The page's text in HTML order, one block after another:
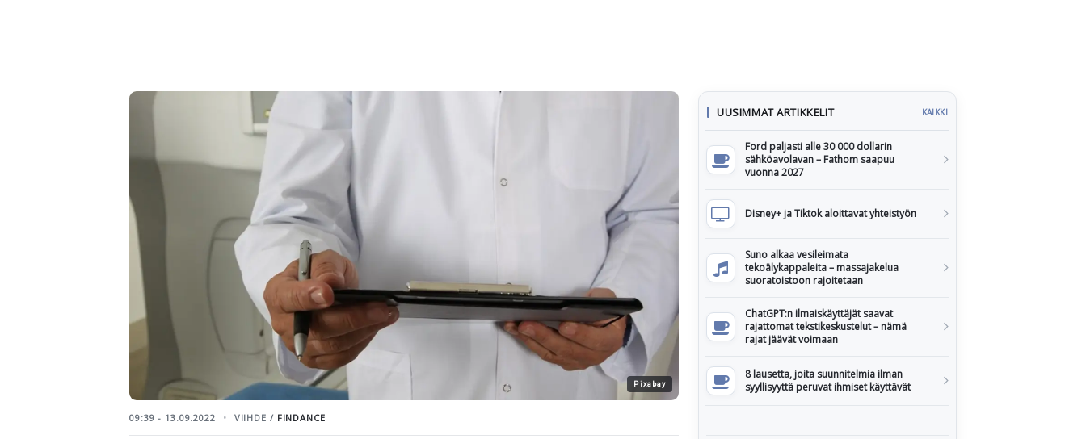
Pixabay
09:39 - 13.09.2022 VIIHDE / FINDANCE
UUSIMMAT ARTIKKELIT KAIKKI
Ford paljasti alle 30 000 dollarin
sähköavolavan – Fathom saapuu
vuonna 2027
Disney+ ja Tiktok aloittavat yhteistyön
Suno alkaa vesileimata
tekoälykappaleita – massajakelua
suoratoistoon rajoitetaan
ChatGPT:n ilmaiskäyttäjät saavat
rajattomat tekstikeskustelut – nämä
rajat jäävät voimaan
8 lausetta, joita suunnitelmia ilman
syyllisyyttä peruvat ihmiset käyttävät